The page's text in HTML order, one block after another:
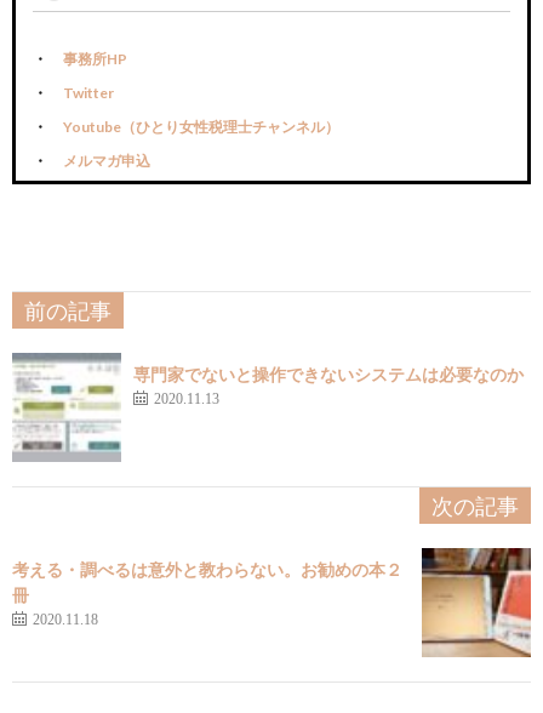
事務所HP
Twitter
Youtube（ひとり女性税理士チャンネル）
メルマガ申込
前の記事
専門家でないと操作できないシステムは必要なのか
2020.11.13
次の記事
考える・調べるは意外と教わらない。お勧めの本２
冊
2020.11.18